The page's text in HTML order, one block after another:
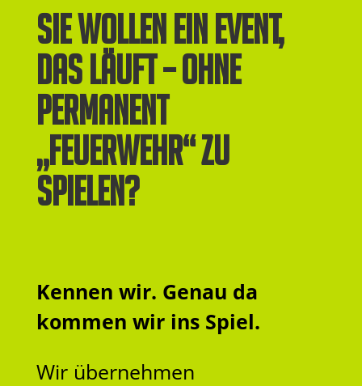
Sie wollen ein Event,
das läuft – ohne
permanent
„Feuerwehr“ zu
spielen?
Kennen wir. Genau da
kommen wir ins Spiel.
Wir übernehmen